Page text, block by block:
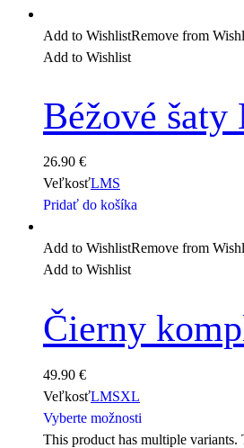
Add to WishlistRemove from
Add to Wishlist
Béžové šaty
26.90 €
VeľkosťLMS
Pridať do košíka
Add to WishlistRemove from
Add to Wishlist
Čierny
49.90 €
VeľkosťLMSXL
Vyberte možnosti
This product has multiple variants.